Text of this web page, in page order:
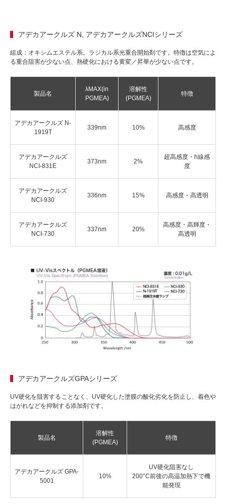
アデカアークルズ N, アデカアークルズNCIシリーズ
組成：オキシムエステル系。ラジカル系光重合開始剤です。特徴は空気によ
る重合阻害が少ない点、熱硬化における黄変／昇華が少ない点です。
製品名
λMAX(in
PGMEA)
溶解性
(PGMEA)
特徴
アデカアークルズ N-
1919T
339nm 10% 高感度
アデカアークルズ
NCI-831E
373nm 2%
超高感度・h線感
度
アデカアークルズ
NCI-930
336nm 15% 高感度・高透明
アデカアークルズ
NCI-730
337nm 20%
高感度・高輝度・
高透明
アデカアークルズGPAシリーズ
UV硬化を阻害することなく、UV硬化した塗膜の酸化劣化を防止し、着色や
はがれなどを抑制する添加剤です。
製品名
溶解性
(PGMEA)
特徴
アデカアークルズ GPA-
5001
10%
UV硬化阻害なし
200°C前後の高温加熱下で機
能発現